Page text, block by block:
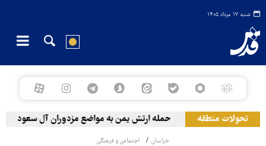
شنبه ۱۷ مرداد ۱۴۰۵
تحولات منطقه حمله ارتش یمن به مواضع مزدوران آل سعود
خراسان اجتماعی و فرهنگی